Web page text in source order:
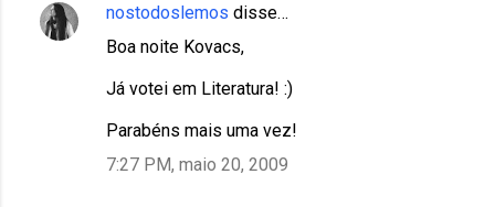
nostodoslemos disse…
Boa noite Kovacs,
Já votei em Literatura! :)
Parabéns mais uma vez!
7:27 PM, maio 20, 2009